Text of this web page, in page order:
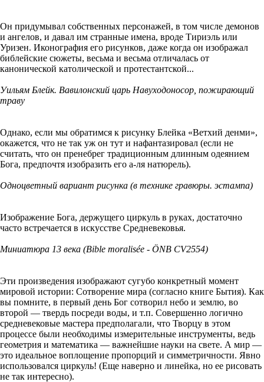
Он придумывал собственных персонажей, в том числе демонов
и ангелов, и давал им странные имена, вроде Тириэль или
Уризен. Иконография его рисунков, даже когда он изображал
библейские сюжеты, весьма и весьма отличалась от
канонической католической и протестантской...
Уильям Блейк. Вавилонский царь Навуходоносор, пожирающий
траву
Однако, если мы обратимся к рисунку Блейка «Ветхий денми»,
окажется, что не так уж он тут и нафантазировал (если не
считать, что он пренебрег традиционным длинным одеянием
Бога, предпочтя изобразить его а-ля натюрель).
Одноцветный вариант рисунка (в технике гравюры. эстампа)
Изображение Бога, держущего циркуль в руках, достаточно
часто встречается в искусстве Средневековья.
Миниатюра 13 века (Bible moralisée - ÖNB CV2554)
Эти произведения изображают сугубо конкретный момент
мировой истории: Сотворение мира (согласно книге Бытия). Как
вы помните, в первый день Бог сотворил небо и землю, во
второй — твердь посреди воды, и т.п. Совершенно логично
средневековые мастера предполагали, что Творцу в этом
процессе были необходимы измерительные инструменты, ведь
геометрия и математика — важнейшие науки на свете. А мир —
это идеальное воплощение пропорций и симметричности. Явно
использовался циркуль! (Еще наверно и линейка, но ее рисовать
не так интересно).